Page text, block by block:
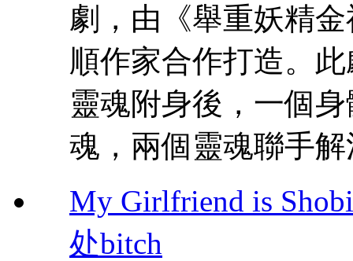
劇，由《舉重妖精
順作家合作打造。
靈魂附身後，一個
魂，兩個靈魂聯手
My Girlfriend is
处bitch